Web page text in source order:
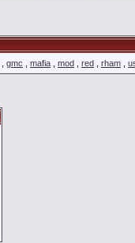
gmc mafia mod red rham